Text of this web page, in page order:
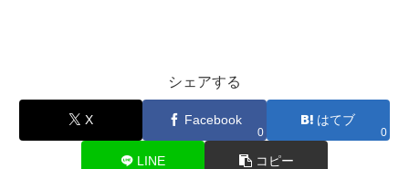
シェアする
X Facebook
0
はてブ
0
LINE コピー